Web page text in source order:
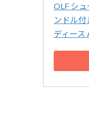
OLF シ
ンドル
ディース